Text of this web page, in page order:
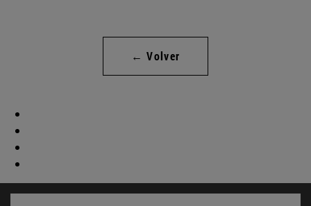
← Volver